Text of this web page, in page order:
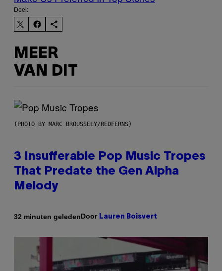
Deel:
MEER
VAN DIT
(PHOTO BY MARC BROUSSELY/REDFERNS)
3 Insufferable Pop Music Tropes
That Predate the Gen Alpha
Melody
32 minuten geledenDoor Lauren Boisvert